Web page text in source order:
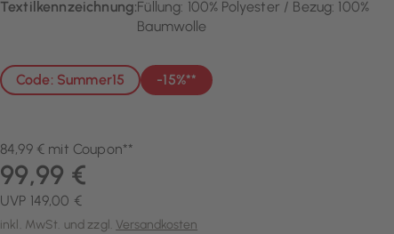
Textilkennzeichnung:Füllung: 100% Polyester / Bezug: 100%
Baumwolle
Code: Summer15 -15%**
84,99 € mit Coupon**
UVP 149,00 €
99,99 €
inkl. MwSt. und zzgl. Versandkosten